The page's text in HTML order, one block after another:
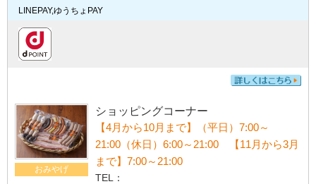
LINEPAY,ゆうちょPAY
おみやげ
ショッピングコーナー
【4月から10月まで】（平日）7:00～
21:00（休日）6:00～21:00 【11月から3月
まで】7:00～21:00
TEL：